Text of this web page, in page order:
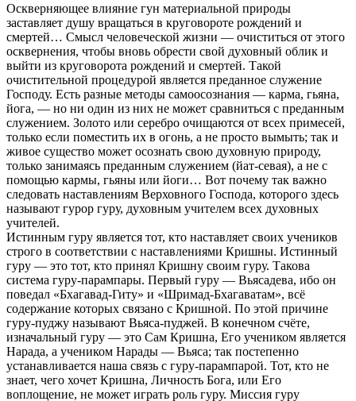
Оскверняющее влияние гун материальной природы
заставляет душу вращаться в круговороте рождений и
смертей… Смысл человеческой жизни — очиститься от этого
осквернения, чтобы вновь обрести свой духовный облик и
выйти из круговорота рождений и смертей. Такой
очистительной процедурой является преданное служение
Господу. Есть разные методы самоосознания — карма, гьяна,
йога, — но ни один из них не может сравниться с преданным
служением. Золото или серебро очищаются от всех примесей,
только если поместить их в огонь, а не просто вымыть; так и
живое существо может осознать свою духовную природу,
только занимаясь преданным служением (йат-севая), а не с
помощью кармы, гьяны или йоги… Вот почему так важно
следовать наставлениям Верховного Господа, которого здесь
называют гурор гуру, духовным учителем всех духовных
учителей.
Истинным гуру является тот, кто наставляет своих учеников
строго в соответствии с наставлениями Кришны. Истинный
гуру — это тот, кто принял Кришну своим гуру. Такова
система гуру-парампары. Первый гуру — Вьясадева, ибо он
поведал «Бхагавад-Гиту» и «Шримад-Бхагаватам», всё
содержание которых связано с Кришной. По этой причине
гуру-пуджу называют Вьяса-пуджей. В конечном счёте,
изначальный гуру — это Сам Кришна, Его учеником является
Нарада, а учеником Нарады — Вьяса; так постепенно
устанавливается наша связь с гуру-парампарой. Тот, кто не
знает, чего хочет Кришна, Личность Бога, или Его
воплощение, не может играть роль гуру. Миссия гуру